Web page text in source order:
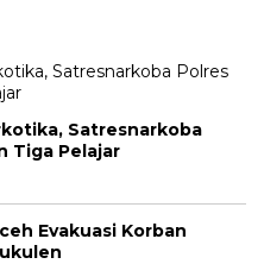
Satresnarkoba
Tiga Pelajar
Evakuasi Korban